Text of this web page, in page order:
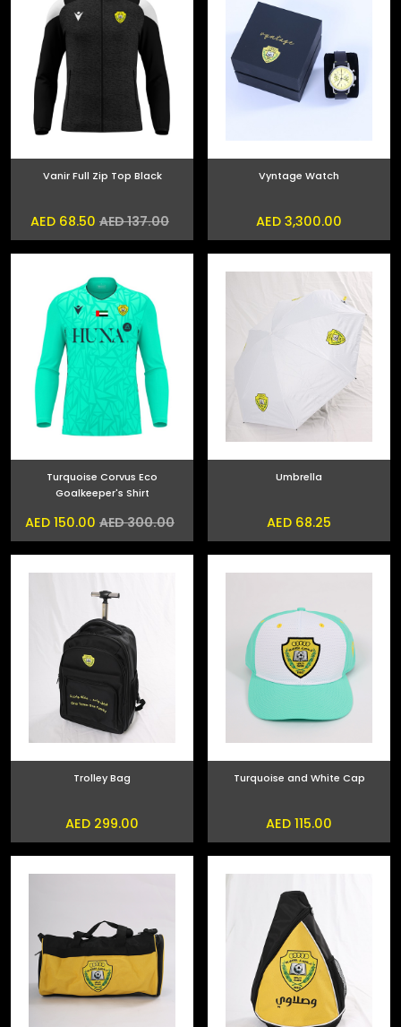
Vyntage Watch
AED 3,300.00
Vanir Full Zip Top Black
AED 137.00
Umbrella
AED 68.25
Turquoise Corvus Eco
Goalkeeper's Shirt
AED 300.00
Turquoise and White Cap
AED 115.00
Trolley Bag
AED 299.00